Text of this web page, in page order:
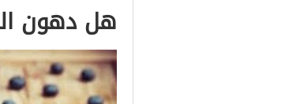
هل دهون